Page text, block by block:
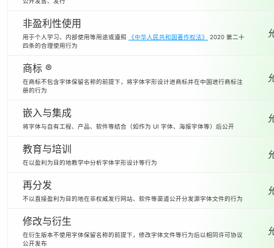
非盈利性使用
用于个人学习、内部使用等用途或遵照 《中华人民共和国著作权法》
2020 第二十
四条的合理使用行为
商标 ®
在商标不包含字体保留名称的前提下，将字体字形设计进商标并在中国进行商标注
册的行为
嵌入与集成
将字体与自有工程、产品、软件等结合（如作为 UI 字体、海报字体等）后公开
教育与培训
在以盈利为目的地教学中分析字体字形设计等行为
再分发
不以直接盈利为目的地在非权威发行网站、软件等渠道公开分发源字体文件的行为
修改与衍生
在衍生版本不使用字体保留名称的前提下，修改字体文件等行为后以相同许可协议
公开发布